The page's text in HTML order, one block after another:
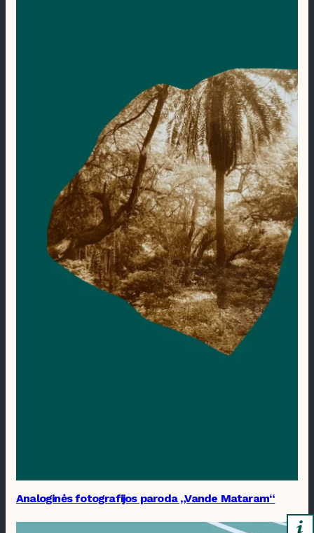
Analoginės fotografijos paroda „Vande Mataram“